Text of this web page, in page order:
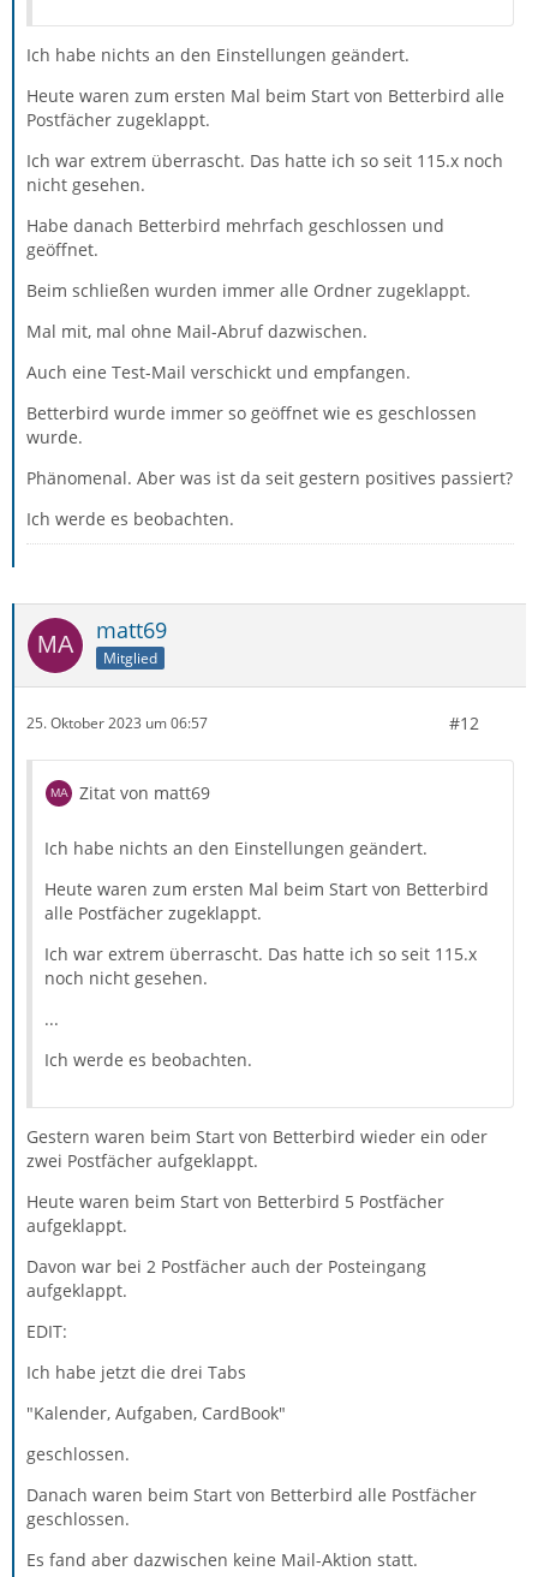
Ich habe nichts an den Einstellungen geändert.
Heute waren zum ersten Mal beim Start von Betterbird alle
Postfächer zugeklappt.
Ich war extrem überrascht. Das hatte ich so seit 115.x noch
nicht gesehen.
Habe danach Betterbird mehrfach geschlossen und
geöffnet.
Beim schließen wurden immer alle Ordner zugeklappt.
Mal mit, mal ohne Mail-Abruf dazwischen.
Auch eine Test-Mail verschickt und empfangen.
Betterbird wurde immer so geöffnet wie es geschlossen
wurde.
Phänomenal. Aber was ist da seit gestern positives passiert?
Ich werde es beobachten.
matt69
Mitglied
25. Oktober 2023 um 06:57 #12
Zitat von matt69
Ich habe nichts an den Einstellungen geändert.
Heute waren zum ersten Mal beim Start von Betterbird
alle Postfächer zugeklappt.
Ich war extrem überrascht. Das hatte ich so seit 115.x
noch nicht gesehen.
...
Ich werde es beobachten.
Gestern waren beim Start von Betterbird wieder ein oder
zwei Postfächer aufgeklappt.
Heute waren beim Start von Betterbird 5 Postfächer
aufgeklappt.
Davon war bei 2 Postfächer auch der Posteingang
aufgeklappt.
EDIT:
Ich habe jetzt die drei Tabs
"Kalender, Aufgaben, CardBook"
geschlossen.
Danach waren beim Start von Betterbird alle Postfächer
geschlossen.
Es fand aber dazwischen keine Mail-Aktion statt.